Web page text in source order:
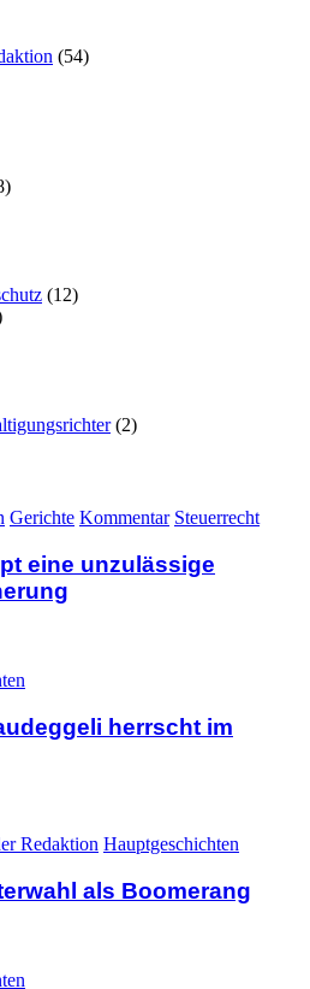
(54)
(12)
(2)
Gerichte Kommentar Steuerrecht
eine unzulässige
herrscht im
Redaktion Hauptgeschichten
als Boomerang